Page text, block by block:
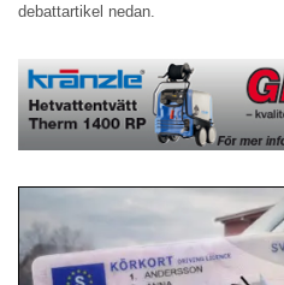
debattartikel nedan.